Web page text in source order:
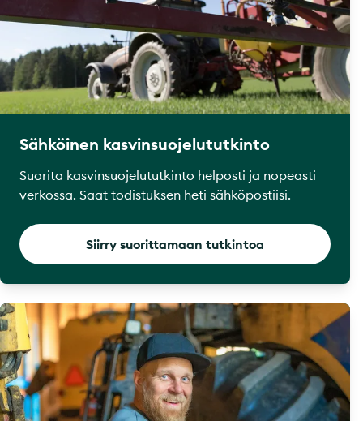
Sähköinen kasvinsuojelututkinto
Suorita kasvinsuojelututkinto helposti ja nopeasti
verkossa. Saat todistuksen heti sähköpostiisi.
Siirry suorittamaan tutkintoa